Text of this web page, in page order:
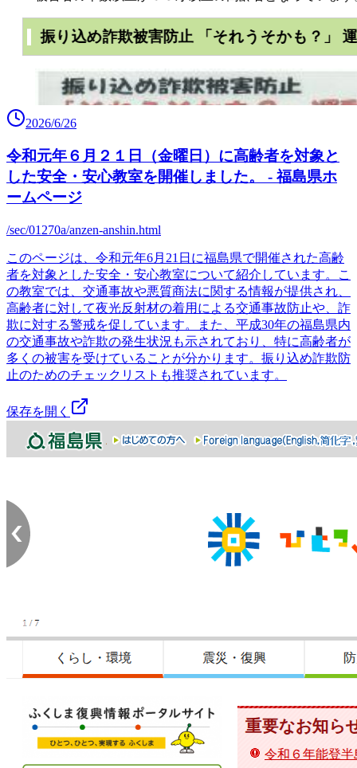
2026/6/26
令和元年６月２１日（金曜日）に高齢者を対象と
した安全・安心教室を開催しました。 - 福島県ホ
ームページ
/sec/01270a/anzen-anshin.html
このページは、令和元年6月21日に福島県で開催された高齢
者を対象とした安全・安心教室について紹介しています。こ
の教室では、交通事故や悪質商法に関する情報が提供され、
高齢者に対して夜光反射材の着用による交通事故防止や、詐
欺に対する警戒を促しています。また、平成30年の福島県内
の交通事故や詐欺の発生状況も示されており、特に高齢者が
多くの被害を受けていることが分かります。振り込め詐欺防
止のためのチェックリストも推奨されています。
保存を開く